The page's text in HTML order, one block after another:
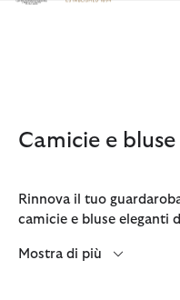
Clicca per visualizzare la
Camicie e
Rinnova il tuo
camicie e bluse eleganti
Mostra di più